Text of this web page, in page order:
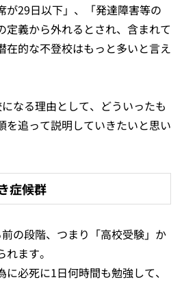
が29日以下」、「発達障害等の
定義から外れるとされ、含まれて
在的な不登校はもっと多いと言え
なる理由として、どういったも
を追って説明していきたいと思い
症候群
の段階、つまり「高校受験」か
ます。
必死に1日何時間も勉強して、